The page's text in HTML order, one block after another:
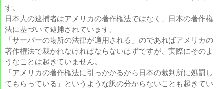
す。
日本人の逮捕者はアメリカの著作権法ではなく、日本の著作権
法に基づいて逮捕されています。
「サーバーの場所の法律が適用される」のであればアメリカの
著作権法で裁かれなければならないはずですが、実際にそのよ
うなことは起きていません。
「アメリカの著作権法に引っかかるから日本の裁判所に処罰し
てもらっている」というような訳の分からないことも起きてい